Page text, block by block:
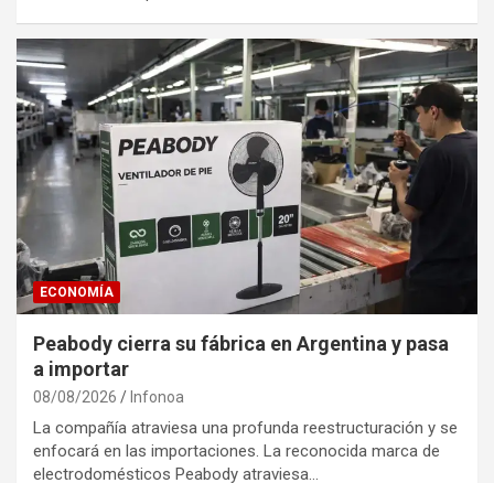
ECONOMÍA
Peabody cierra su fábrica en Argentina y pasa
a importar
08/08/2026 Infonoa
La compañía atraviesa una profunda reestructuración y se
enfocará en las importaciones. La reconocida marca de
electrodomésticos Peabody atraviesa…